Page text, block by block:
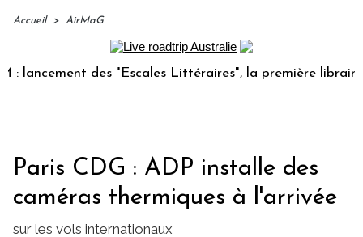
Accueil > AirMaG
des "Escales Littéraires", la première librairie du
Paris CDG : ADP installe des
caméras thermiques à l'arrivée
sur les vols internationaux